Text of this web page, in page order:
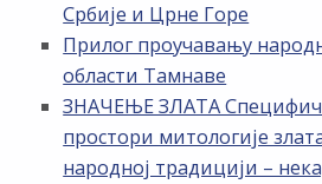
Србије и Црне Горе
Прилог проучавању
области Тамнаве
ЗНАЧЕЊЕ ЗЛАТА
простори митологије
народној традицији –